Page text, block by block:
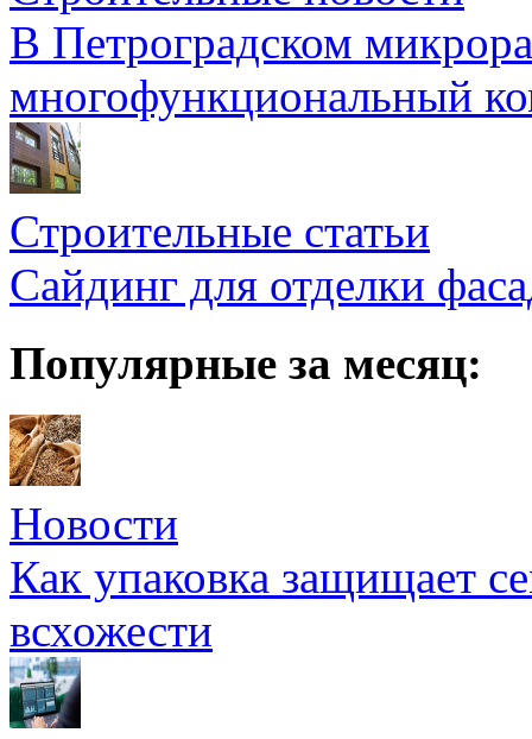
В Петроградском
многофункциональный
Строительные статьи
Сайдинг для отделки
Популярные за месяц:
Новости
Как упаковка защищает
всхожести